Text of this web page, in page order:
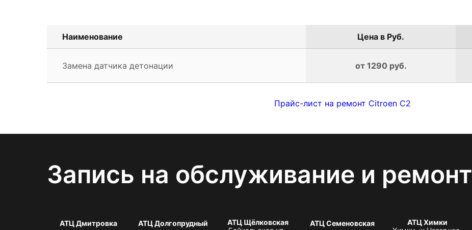
Наименование Цена в Руб.
Замена датчика детонации от 1290 руб.
Прайс-лист на ремонт Citroen C2
Запись на обслуживание и ремонт
АТЦ Дмитровка
АТЦ Долгопрудный
АТЦ Щёлковская
АТЦ Семеновская
АТЦ Химки